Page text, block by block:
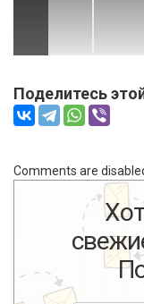
Поделитесь
Comments are